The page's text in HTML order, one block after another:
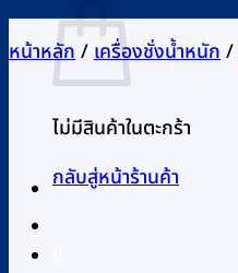
ไม่มีสินค้าในตะกร้า
กลับสู่หน้าร้านค้า
หน้าหลัก/เครื่องชั่งน้ำหนัก/